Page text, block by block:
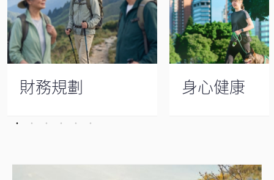
財務規劃 身心健康